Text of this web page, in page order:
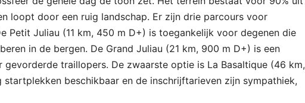
loopt door een ruig landschap. Er zijn drie parcours voor
Petit Juliau (11 km, 450 m D+) is toegankelijk voor degenen die
in de bergen. De Grand Juliau (21 km, 900 m D+) is een
gevorderde traillopers. De zwaarste optie is La Basaltique (46 km,
startplekken beschikbaar en de inschrijftarieven zijn sympathiek,